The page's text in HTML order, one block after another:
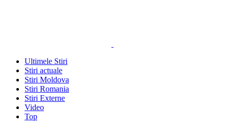
Ultimele Stiri
Stiri actuale
Stiri Moldova
Stiri Romania
Stiri Externe
Video
Top